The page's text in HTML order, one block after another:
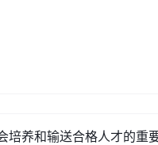
养和输送合格人才的重要